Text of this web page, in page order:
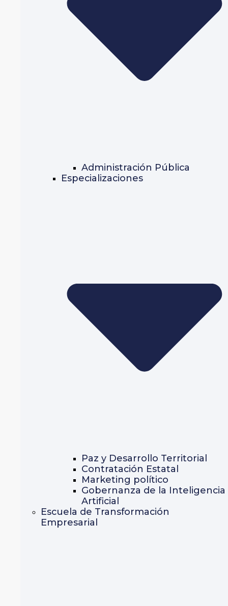
Administración Pública
Especializaciones
Paz y Desarrollo Territorial
Contratación Estatal
Marketing político
Gobernanza de la Inteligencia
Artificial
Escuela de Transformación
Empresarial